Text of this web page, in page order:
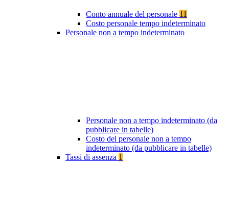
Conto annuale del personale 11
Costo personale tempo indeterminato
Personale non a tempo indeterminato
Personale non a tempo indeterminato (da
pubblicare in tabelle)
Costo del personale non a tempo
indeterminato (da pubblicare in tabelle)
Tassi di assenza 1